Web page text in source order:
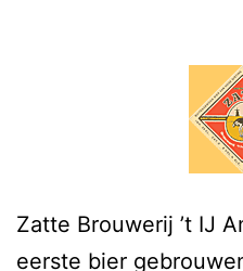
Zatte Brouwerij ’t IJ
eerste bier